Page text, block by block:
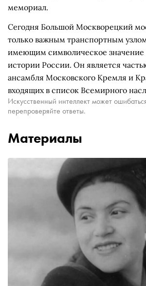
мемориал.
Сегодня Большой Москворецкий
только важным транспортным
имеющим символическое значение
истории России. Он является
ансамбля Московского Кремля и
входящих в список Всемирного
Искусственный интеллект может
перепроверяйте ответы.
Материалы